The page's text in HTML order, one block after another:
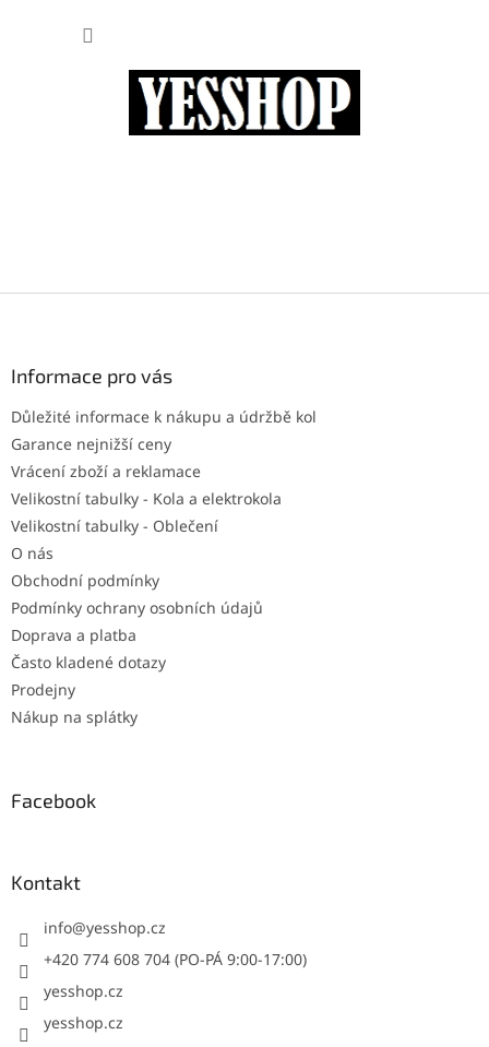
Informace pro vás
Důležité informace k nákupu a údržbě kol
Garance nejnižší ceny
Vrácení zboží a reklamace
Velikostní tabulky - Kola a elektrokola
Velikostní tabulky - Oblečení
O nás
Obchodní podmínky
Podmínky ochrany osobních údajů
Doprava a platba
Často kladené dotazy
Prodejny
Nákup na splátky
Facebook
Kontakt
info@yesshop.cz
+420 774 608 704 (PO-PÁ 9:00-17:00)
yesshop.cz
yesshop.cz